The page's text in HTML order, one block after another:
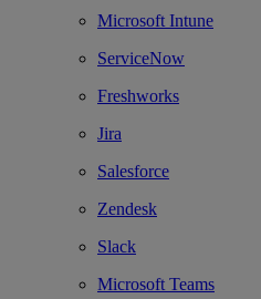
Microsoft Intune
ServiceNow
Freshworks
Jira
Salesforce
Zendesk
Slack
Microsoft Teams